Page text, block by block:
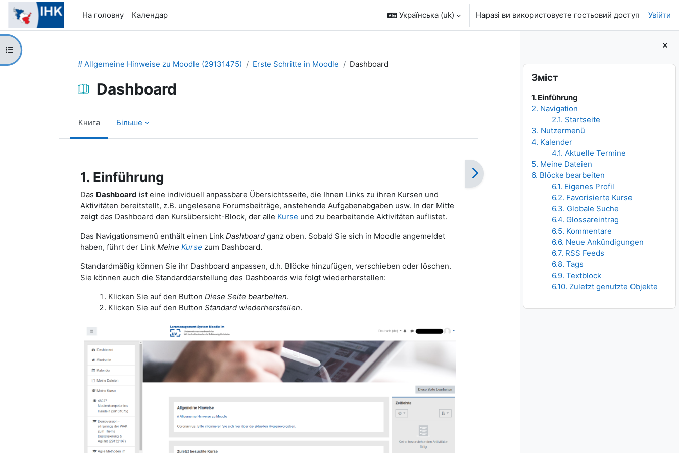
Перейти до головного вмісту
На головну
Календар Українська ‎(uk)‎ Наразі ви використовуєте гостьовий доступ Увійти
Блоки
Пропустити Зміст
Зміст
1. Einführung
2. Navigation
2.1. Startseite
3. Nutzermenü
4. Kalender
4.1. Aktuelle Termine
5. Meine Dateien
6. Blöcke bearbeiten
6.1. Eigenes Profil
6.2. Favorisierte Kurse
6.3. Globale Suche
6.4. Glossareintrag
6.5. Kommentare
6.6. Neue Ankündigungen
6.7. RSS Feeds
6.8. Tags
6.9. Textblock
6.10. Zuletzt genutzte Objekte
Відкритий покажчик курсу
# Allgemeine Hinweise zu Moodle (29131475)
Erste Schritte in Moodle Dashboard
Dashboard
Книга Більше
1. Einführung
Das Dashboard ist eine individuell anpassbare Übersichtsseite, die Ihnen Links zu ihren Kursen und
Aktivitäten bereitstellt, z.B. ungelesene Forumsbeiträge, anstehende Aufgabenabgaben usw. In der Mitte
zeigt das Dashboard den Kursübersicht-Block, der alle Kurse und zu bearbeitende Aktivitäten auflistet.
Das Navigationsmenü enthält einen Link Dashboardganz oben. Sobald Sie sich in Moodle angemeldet
haben, führt der Link Meine Kurse zum Dashboard.
Standardmäßig können Sie ihr Dashboard anpassen, d.h. Blöcke hinzufügen, verschieben oder löschen.
Sie können auch die Standarddarstellung des Dashboards wie folgt wiederherstellen:
Klicken Sie auf den Button Diese Seite bearbeiten.
Klicken Sie auf den Button Standard wiederherstellen.